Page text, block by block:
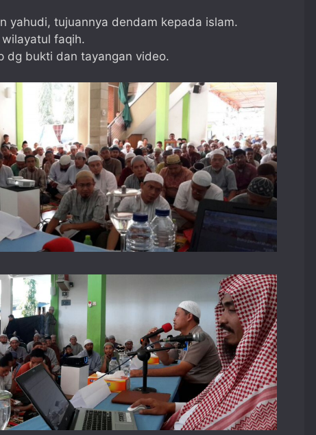
yahudi, tujuannya dendam kepada islam.
faqih.
dg bukti dan tayangan video.